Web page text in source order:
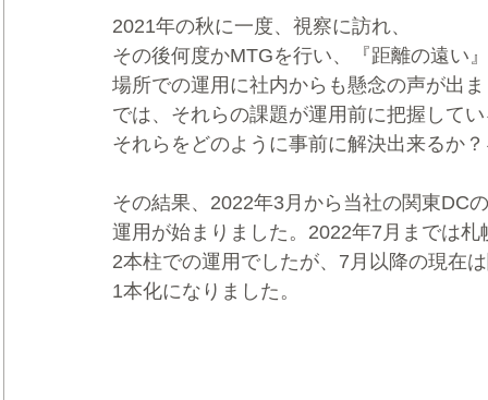
2021年の秋に一度、視察に訪れ、
その後何度かMTGを行い、『距離の遠い』
場所での運用に社内からも懸念の声が出
では、それらの課題が運用前に把握して
それらをどのように事前に解決出来るか
その結果、2022年3月から当社の関東DCの
運用が始まりました。2022年7月までは札
2本柱での運用でしたが、7月以降の現在
1本化になりました。